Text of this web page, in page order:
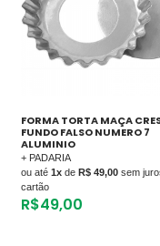
FORMA TORTA MAÇA
FUNDO FALSO NUMERO 7
ALUMINIO
+ PADARIA
ou até 1x de R$ 49,00 sem
cartão
R$49,00